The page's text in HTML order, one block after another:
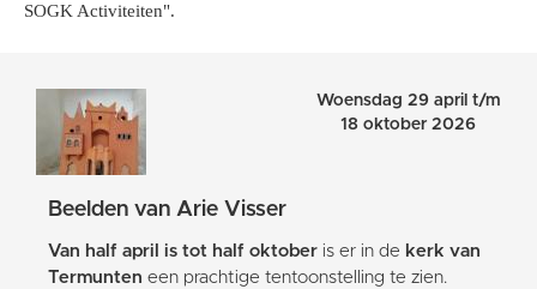
Vaktaal
SOGK Activiteiten".
Woensdag 29 april t/m
18 oktober 2026
Beelden van Arie Visser
Van half april is tot half oktober is er in de kerk van
Termunten een prachtige tentoonstelling te zien.